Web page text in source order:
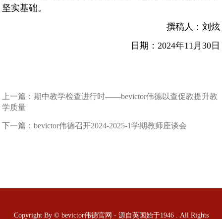
坚实基础。
撰稿人：刘炫
日期：2024年11月30日
上一篇：期中教学检查进行时——bevictor伟德以查促教提升教
学质量
下一篇：bevictor伟德召开2024-2025-1学期教师座谈会
Copyright By © bevictor伟德官网 - 源自英国始于1946 . All Rights